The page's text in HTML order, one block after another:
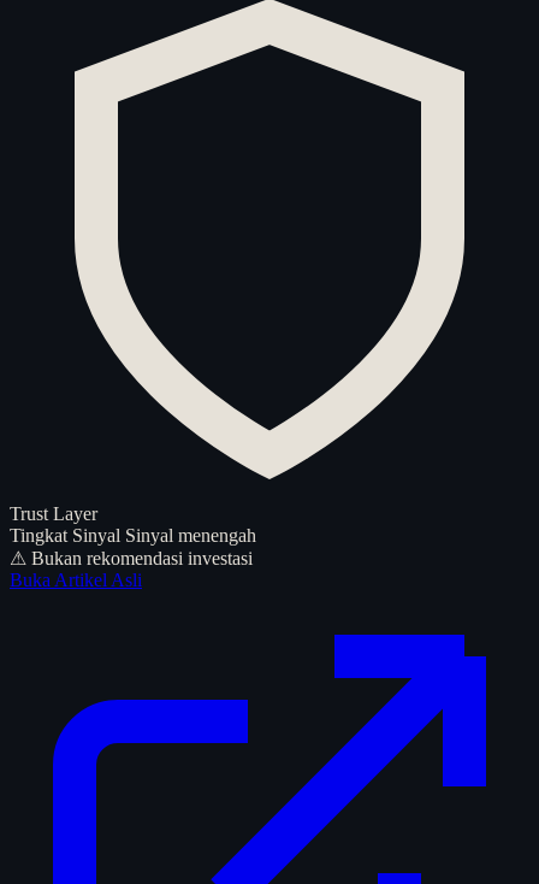
Trust Layer
Tingkat Sinyal Sinyal menengah
⚠ Bukan rekomendasi investasi
Buka Artikel Asli